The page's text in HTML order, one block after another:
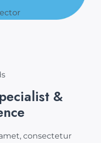
&
consectetur